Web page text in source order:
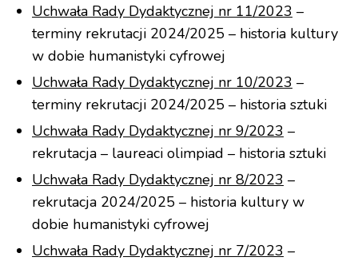
Uchwała Rady Dydaktycznej nr 11/2023 –
terminy rekrutacji 2024/2025 – historia kultury
w dobie humanistyki cyfrowej
Uchwała Rady Dydaktycznej nr 10/2023 –
terminy rekrutacji 2024/2025 – historia sztuki
Uchwała Rady Dydaktycznej nr 9/2023 –
rekrutacja – laureaci olimpiad – historia sztuki
Uchwała Rady Dydaktycznej nr 8/2023 –
rekrutacja 2024/2025 – historia kultury w
dobie humanistyki cyfrowej
Uchwała Rady Dydaktycznej nr 7/2023 –